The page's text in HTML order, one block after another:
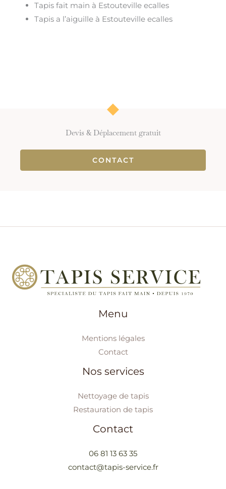
Tapis fait main à Estouteville ecalles
Tapis a l’aiguille à Estouteville ecalles
Devis & Déplacement gratuit
CONTACT
Menu
Mentions légales
Contact
Nos services
Nettoyage de tapis
Restauration de tapis
Contact
06 81 13 63 35
contact@tapis-service.fr